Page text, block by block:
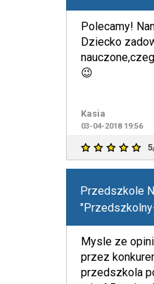
Polecamy!
Dziecko
😉
Kasia
03-04-2018 19:56
Przedszkole
Mysle ze
przez
przedszkola